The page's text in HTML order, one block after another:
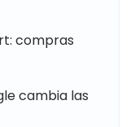
compras
cambia las